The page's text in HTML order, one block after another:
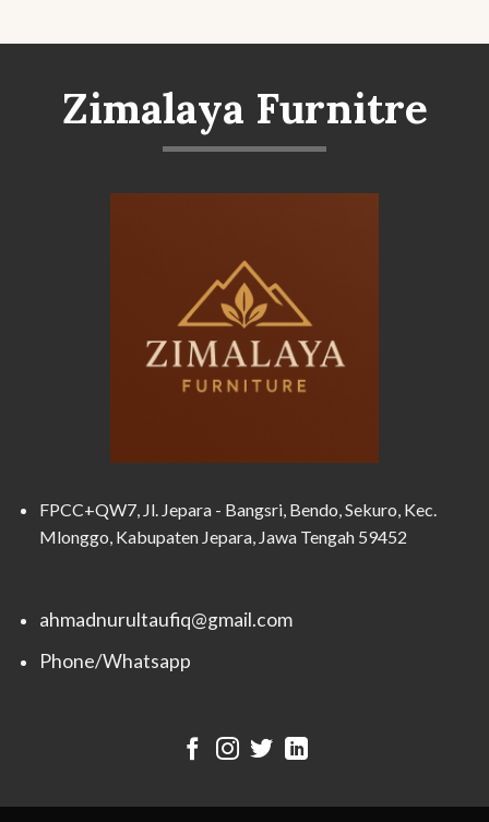
Zimalaya Furnitre
FPCC+QW7, Jl. Jepara - Bangsri, Bendo, Sekuro, Kec.
Mlonggo, Kabupaten Jepara, Jawa Tengah 59452
ahmadnurultaufiq@gmail.com
Phone/Whatsapp